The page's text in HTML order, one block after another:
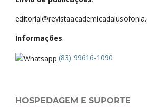
Informações:
(83) 99616-1090
HOSPEDAGEM E SUPORTE